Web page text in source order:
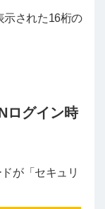
示された16桁の
ログイン時
が「セキュリ